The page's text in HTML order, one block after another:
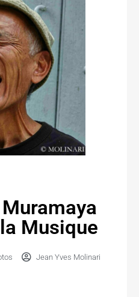
Musique
Jean Yves Molinari